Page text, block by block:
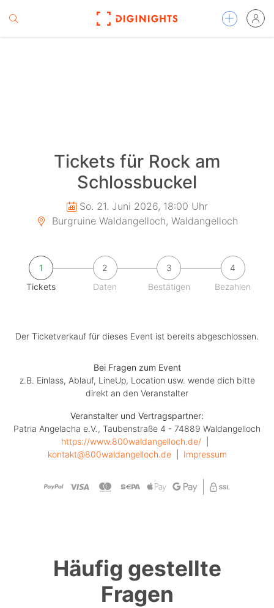
Tickets für Rock am
Schlossbuckel
So. 21. Juni 2026, 18:00 Uhr
Burgruine Waldangelloch, Waldangelloch
1
Tickets
2
Daten
3
Bestätigen
4
Bezahlen
Der Ticketverkauf für dieses Event ist bereits abgeschlossen.
Bei Fragen zum Event
z.B. Einlass, Ablauf, LineUp, Location usw. wende dich bitte
direkt an den Veranstalter
Veranstalter und Vertragspartner:
Patria Angelacha e.V., Taubenstraße 4 - 74889 Waldangelloch
https://www.800waldangelloch.de/
kontakt@800waldangelloch.de
  |
Impressum
Häufig gestellte
Fragen